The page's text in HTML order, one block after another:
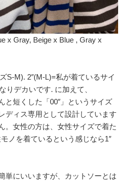
x Gray, Beige x Blue , Gray x
S-M). 2″(M-L)=私が着ているサイ
りデカいです. に加えて、
と短くした「00″」というサイズ
ディス専用として設計しています
。女性の方は、女性サイズで着た
ノを着ているという感じなら1″
単にいいますが、カットソーとは